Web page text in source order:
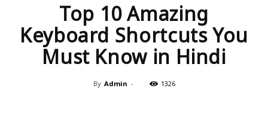
Top 10 Amazing
Keyboard Shortcuts You
Must Know in Hindi
By Admin - 1326